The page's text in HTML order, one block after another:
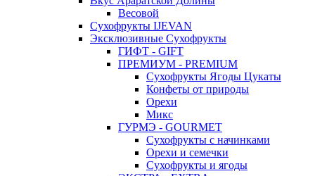
Весовой
Сухофрукты IJEVAN
Эксклюзивные Сухофрукты
ГИФТ - GIFT
ПРЕМИУМ - PREMIUM
Сухофрукты Ягоды Цукаты
Конфеты от природы
Орехи
Микс
ГУРМЭ - GOURMET
Сухофрукты с начинками
Орехи и семечки
Сухофрукты и ягоды